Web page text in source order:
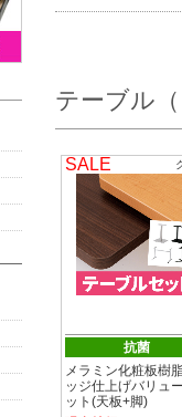
テーブル
SALE
抗菌
メラミン化粧板樹
ッジ仕上げバリュ
ット(天板+脚)